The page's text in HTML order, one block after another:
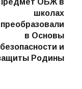
следующая
Предмет ОБЖ в
школах
преобразовали
в Основы